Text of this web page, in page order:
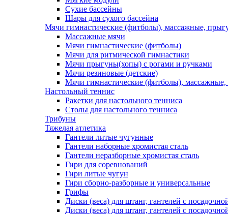
Сухие бассейны
Шары для сухого бассейна
Мячи гимнастические (фитболы), массажные,
Массажные мячи
Мячи гимнастические (фитболы)
Мячи для ритмической гимнастики
Мячи прыгуны(хопы) с рогами и ручками
Мячи резиновые (детские)
Мячи гимнастические (фитболы),
Настольный теннис
Ракетки для настольного тенниса
Столы для настольного тенниса
Трибуны
Тяжелая атлетика
Гантели литые чугунные
Гантели наборные хромистая сталь
Гантели неразборные хромистая сталь
Гири для соревнований
Гири литые чугун
Гири сборно-разборные и универсальные
Грифы
Диски (веса) для штанг, гантелей с
Диски (веса) для штанг, гантелей с